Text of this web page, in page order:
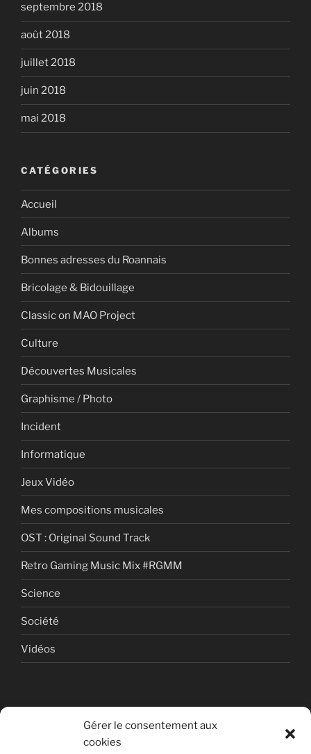
Gérer le consentement aux
cookies
septembre 2018
août 2018
juillet 2018
juin 2018
mai 2018
CATÉGORIES
Accueil
Albums
Bonnes adresses du Roannais
Bricolage & Bidouillage
Classic on MAO Project
Culture
Découvertes Musicales
Graphisme / Photo
Incident
Informatique
Jeux Vidéo
Mes compositions musicales
OST : Original Sound Track
Retro Gaming Music Mix #RGMM
Science
Société
Vidéos